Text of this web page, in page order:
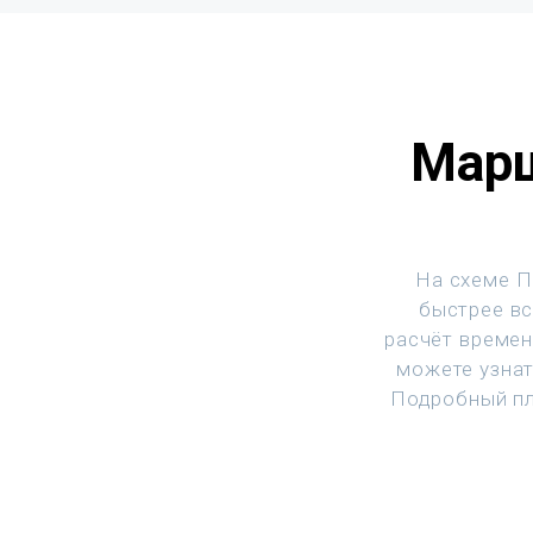
На схеме
быстрее
расчёт
можете
Подробный